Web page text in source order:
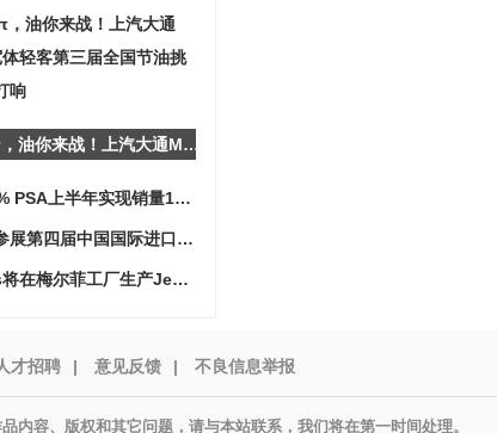
智享澎π，油你来战！上汽大通MAXUS宽体轻客第三届全国节油挑战赛即将打响
跌幅近46% PSA上半年实现销量103万辆
日产汽车参展第四届中国国际进口博览会
Stellantis将在梅尔菲工厂生产Jeep指南者
才招聘 | 意见反馈 | 不良信息举报
容、版权和其它问题，请与本站联系，我们将在第一时间处理。